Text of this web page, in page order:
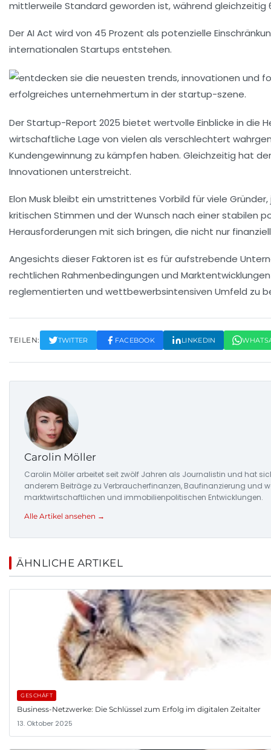
mittlerweile Standard geworden ist, während
DerAI Act wird von 45 Prozent als potenzielle
internationalen Startups entstehen.
DerStartup-Report 2025 bietet wertvolle Einblicke in die
wirtschaftliche Lage von vielen als verschlechtert
Kundengewinnung zu kämpfen haben. Gleichzeitig hat
Innovationen unterstreicht.
Elon Musk bleibt ein umstrittenes Vorbild für viele
kritischen Stimmen und der Wunsch nach einerstabilen
Herausforderungen mit sich bringen, die nicht nur
Angesichts dieser Faktoren ist es für aufstrebende
rechtlichen Rahmenbedingungen und Marktentwicklungen
reglementierten und wettbewerbsintensiven Umfeld zu
TEILEN: TWITTER FACEBOOK LINKEDIN
Carolin Möller
Carolin Möller arbeitet seit zwölf Jahren als Journalistin und hat
anderem Beiträge zu Verbraucherfinanzen, Baufinanzierung und
marktwirtschaftlichen und immobilienpolitischen Entwicklungen.
Alle Artikel ansehen →
ÄHNLICHE ARTIKEL
GESCHÄFT
Business-Netzwerke: Die Schlüssel zum Erfolg im digitalen Zeitalter
13. Oktober 2025